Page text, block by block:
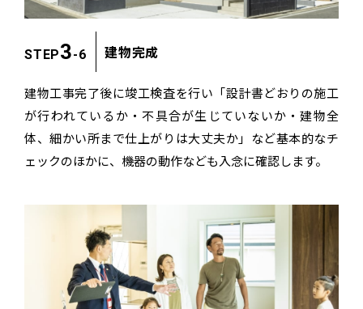
STEP3-6 建物完成
建物工事完了後に竣工検査を行い 「設計書どおりの施工
が行われているか・不具合が生じていないか・建物全
体、細かい所まで仕上がりは大丈夫か」 など基本的なチ
ェックのほかに、機器の動作なども入念に確認します。